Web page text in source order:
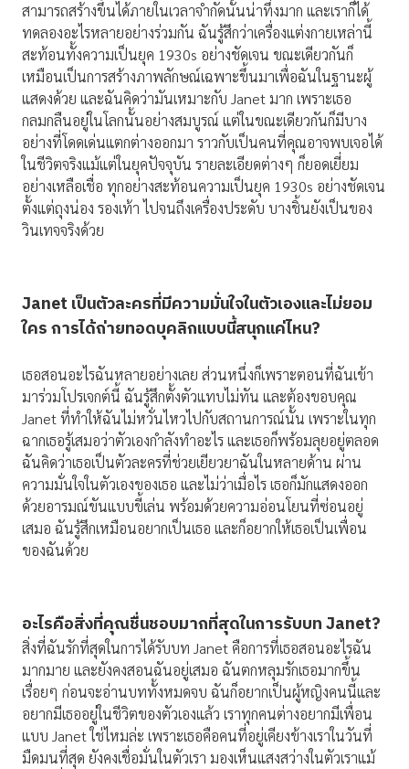
สามารถสร้างขึ้นได้ภายในเวลาจำกัดนั้นน่าทึ่งมาก และเราก็ได้
ทดลองอะไรหลายอย่างร่วมกัน ฉันรู้สึกว่าเครื่องแต่งกายเหล่านี้
สะท้อนทั้งความเป็นยุค 1930s อย่างชัดเจน ขณะเดียวกันก็
เหมือนเป็นการสร้างภาพลักษณ์เฉพาะขึ้นมาเพื่อฉันในฐานะผู้
แสดงด้วย และฉันคิดว่ามันเหมาะกับ Janet มาก เพราะเธอ
กลมกลืนอยู่ในโลกนั้นอย่างสมบูรณ์ แต่ในขณะเดียวกันก็มีบาง
อย่างที่โดดเด่นแตกต่างออกมา ราวกับเป็นคนที่คุณอาจพบเจอได้
ในชีวิตจริงแม้แต่ในยุคปัจจุบัน รายละเอียดต่างๆ ก็ยอดเยี่ยม
อย่างเหลือเชื่อ ทุกอย่างสะท้อนความเป็นยุค 1930s อย่างชัดเจน
ตั้งแต่ถุงน่อง รองเท้า ไปจนถึงเครื่องประดับ บางชิ้นยังเป็นของ
วินเทจจริงด้วย
Janet เป็นตัวละครที่มีความมั่นใจในตัวเองและไม่ยอม
ใคร การได้ถ่ายทอดบุคลิกแบบนี้สนุกแค่ไหน?
เธอสอนอะไรฉันหลายอย่างเลย ส่วนหนึ่งก็เพราะตอนที่ฉันเข้า
มาร่วมโปรเจกต์นี้ ฉันรู้สึกตั้งตัวแทบไม่ทัน และต้องขอบคุณ
Janet ที่ทำให้ฉันไม่หวั่นไหวไปกับสถานการณ์นั้น เพราะในทุก
ฉากเธอรู้เสมอว่าตัวเองกำลังทำอะไร และเธอก็พร้อมลุยอยู่ตลอด
ฉันคิดว่าเธอเป็นตัวละครที่ช่วยเยียวยาฉันในหลายด้าน ผ่าน
ความมั่นใจในตัวเองของเธอ และไม่ว่าเมื่อไร เธอก็มักแสดงออก
ด้วยอารมณ์ขันแบบขี้เล่น พร้อมด้วยความอ่อนโยนที่ซ่อนอยู่
เสมอ ฉันรู้สึกเหมือนอยากเป็นเธอ และก็อยากให้เธอเป็นเพื่อน
ของฉันด้วย
อะไรคือสิ่งที่คุณชื่นชอบมากที่สุดในการรับบทJanet?
สิ่งที่ฉันรักที่สุดในการได้รับบท Janet คือการที่เธอสอนอะไรฉัน
มากมาย และยังคงสอนฉันอยู่เสมอ ฉันตกหลุมรักเธอมากขึ้น
เรื่อยๆ ก่อนจะอ่านบททั้งหมดจบ ฉันก็อยากเป็นผู้หญิงคนนี้และ
อยากมีเธออยู่ในชีวิตของตัวเองแล้ว เราทุกคนต่างอยากมีเพื่อน
แบบ Janet ใช่ไหมล่ะ เพราะเธอคือคนที่อยู่เคียงข้างเราในวันที่
มืดมนที่สุด ยังคงเชื่อมั่นในตัวเรา มองเห็นแสงสว่างในตัวเราแม้